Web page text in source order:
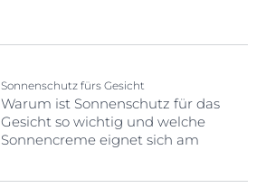
Sonnenschutz fürs Gesicht
Warum ist Sonnenschutz für das
Gesicht so wichtig und welche
Sonnencreme eignet sich am